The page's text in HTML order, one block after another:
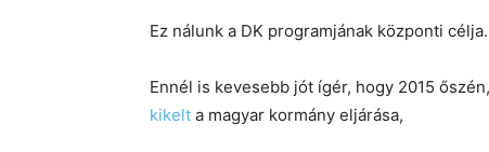
Ez nálunk a DK programjának központi célja.
Ennél is kevesebb jót ígér, hogy 2015
kikelt a magyar kormány eljárása,